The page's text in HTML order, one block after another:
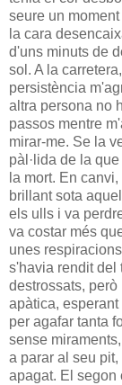
seure un
la cara
d'uns minuts de
sol. A la
persistència
altra persona no
passos mentre
mirar-me. Se la
pàl·lida de la
la mort. En
brillant sota
els ulls i va
va costar més
unes
s'havia rendit del
destrossats,
apàtica,
per agafar tanta
sense
a parar al seu
apagat. El segon